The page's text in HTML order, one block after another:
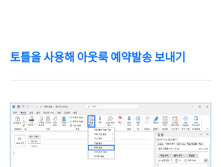
토틀을 사용해 아웃룩 예약발송 보내기